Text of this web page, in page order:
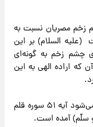
زخم مصریان نسبت به
السلام) بر این
چشم زخم به گونه‌ای
که اراده الهی به این
مهم‌ترین آیه که درباره چشم زخم بدان اشاره می‌شود آیه ۵۱ سوره قلم
و سلّم) آمده است.